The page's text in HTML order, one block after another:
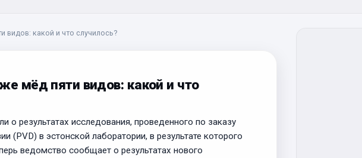
видов: какой и что случилось?
мёд пяти видов: какой и что
результатах исследования, проведенного по заказу
(PVD) в эстонской лаборатории, в результате которого
ведомство сообщает о результатах нового